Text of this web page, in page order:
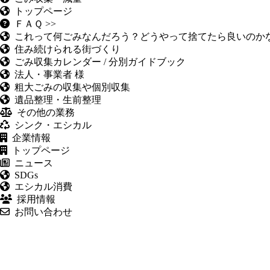
トップページ
ＦＡＱ >>
これって何ごみなんだろう？どうやって捨てたら良いのか
住み続けられる街づくり
ごみ収集カレンダー / 分別ガイドブック
法人・事業者 様
粗大ごみの収集や個別収集
遺品整理・生前整理
その他の業務
シンク・エシカル
企業情報
トップページ
ニュース
SDGs
エシカル消費
採用情報
お問い合わせ